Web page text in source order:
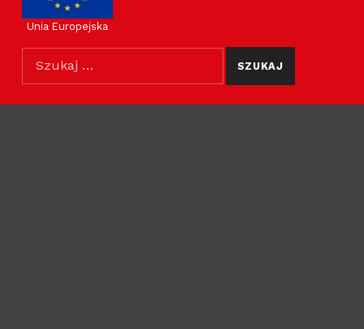
Unia Europejska
Szukaj dla: